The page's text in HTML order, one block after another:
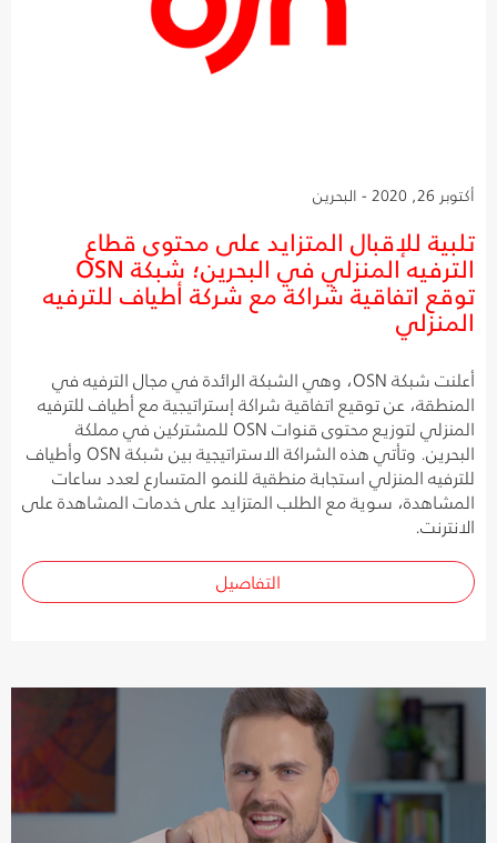
أكتوبر 26, 2020 - البحرين
تلبية للإقبال المتزايد على محتوى قطاع
الترفيه المنزلي في البحرين؛ شبكة OSN
توقع اتفاقية شراكة مع شركة أطياف للترفيه
المنزلي
أعلنت شبكة OSN، وهي الشبكة الرائدة في مجال الترفيه في
المنطقة، عن توقيع اتفاقية شراكة إستراتيجية مع أطياف للترفيه
المنزلي لتوزيع محتوى قنوات OSN للمشتركين في مملكة
البحرين. وتأتي هذه الشراكة الاستراتيجية بين شبكة OSN وأطياف
للترفيه المنزلي استجابة منطقية للنمو المتسارع لعدد ساعات
المشاهدة، سوية مع الطلب المتزايد على خدمات المشاهدة على
الانترنت.
التفاصيل